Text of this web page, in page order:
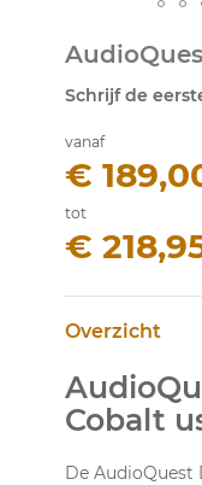
Schrijf de
vanaf
€
tot
€
Overzicht
Cobalt
De AudioQuest
naar
begin
de
afbeeldingen-